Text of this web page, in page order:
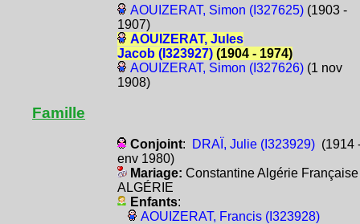
AOUIZERAT, Simon (I327625)(1903 -
1907)
AOUIZERAT, Jules
Jacob (I323927)(1904 - 1974)
AOUIZERAT, Simon (I327626)(1 nov
1908)
Famille
Conjoint: DRAÏ, Julie (I323929)(1914
env 1980)
Mariage: Constantine Algérie Française
ALGÉRIE
Enfants:
AOUIZERAT, Francis (I323928)